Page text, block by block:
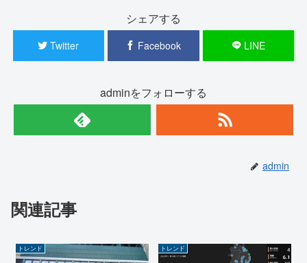
シェアする
Twitter Facebook LINE
adminをフォローする
admin
関連記事
トレンド トレンド